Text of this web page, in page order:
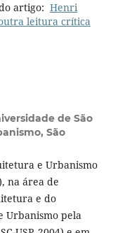
artigo: Henri
leitura crítica
de São
São
e Urbanismo
na área de
e do
Urbanismo pela